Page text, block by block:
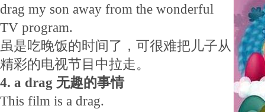
drag my son away from the wonderful
TV program.
虽是吃晚饭的时间了，可很难把儿子从
精彩的电视节目中拉走。
4. a drag 无趣的事情
This film is a drag.